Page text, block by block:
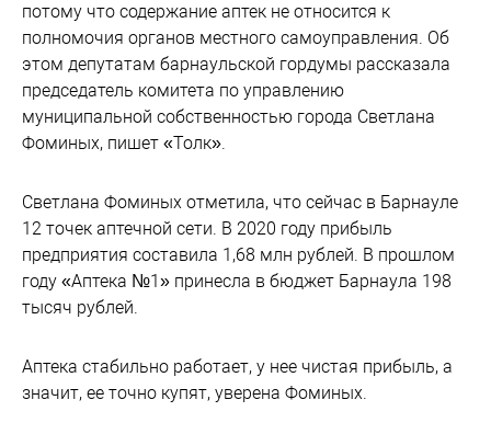
потому что содержание аптек не относится к
полномочия органов местного самоуправления. Об
этом депутатам барнаульской гордумы рассказала
председатель комитета по управлению
муниципальной собственностью города Светлана
Фоминых, пишет «Толк».
Светлана Фоминых отметила, что сейчас в Барнауле
12 точек аптечной сети. В 2020 году прибыль
предприятия составила 1,68 млн рублей. В прошлом
году «Аптека №1» принесла в бюджет Барнаула 198
тысяч рублей.
Аптека стабильно работает, у нее чистая прибыль, а
значит, ее точно купят, уверена Фоминых.